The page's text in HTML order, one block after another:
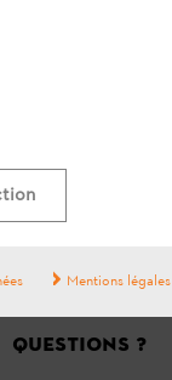
QUESTIONS ?
Mentions légales